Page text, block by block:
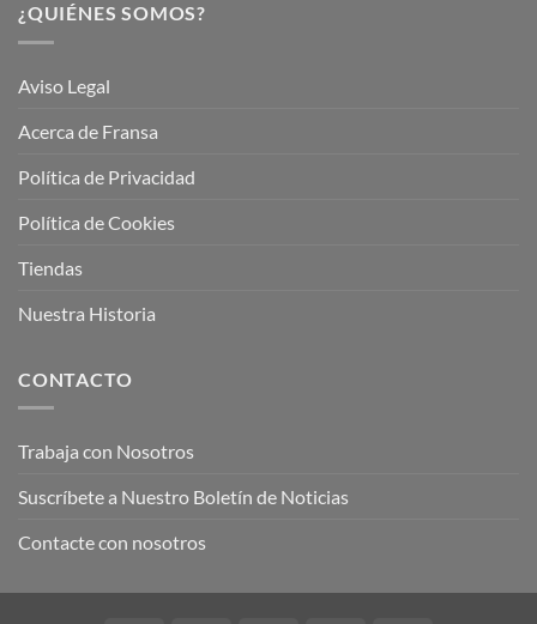
¿QUIÉNES SOMOS?
Aviso Legal
Acerca de Fransa
Política de Privacidad
Política de Cookies
Tiendas
Nuestra Historia
CONTACTO
Trabaja con Nosotros
Suscríbete a Nuestro Boletín de Noticias
Contacte con nosotros